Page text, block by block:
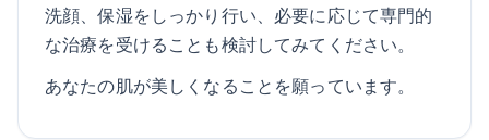
洗顔、保湿をしっかり行い、必要に応じて専門的
な治療を受けることも検討してみてください。
あなたの肌が美しくなることを願っています。